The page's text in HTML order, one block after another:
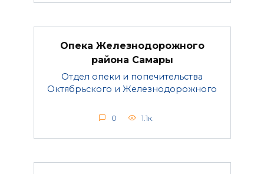
Опека Железнодорожного
района Самары
Отдел опеки и попечительства
Октябрьского и Железнодорожного
0 1.1к.